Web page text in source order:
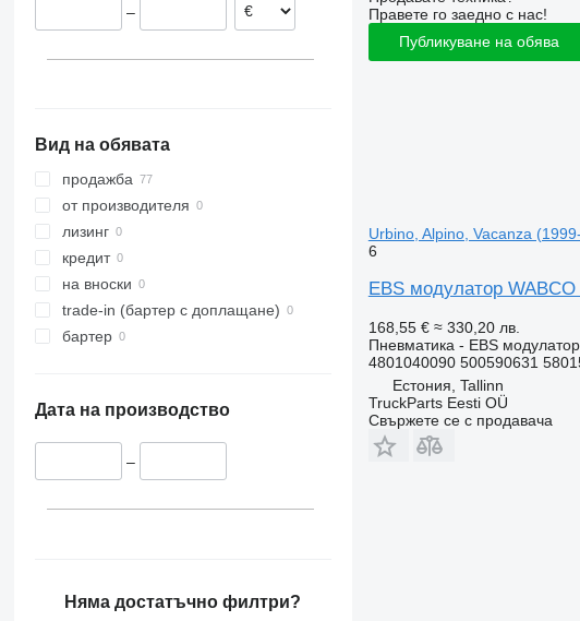
–
Вид на обявата
продажба
от производителя
лизинг
кредит
на вноски
trade-in (бартер с доплащане)
бартер
Дата на производство
–
Няма достатъчно филтри?
Правете го заедно с нас!
Публикуване на обява
Urbino, Alpino, Vacanza
6
EBS модулатор
168,55 € ≈ 330,20 лв.
Пневматика - EBS модулатор
4801040090 500590631
Естония, Tallinn
TruckParts Eesti OÜ
Свържете се с продавача